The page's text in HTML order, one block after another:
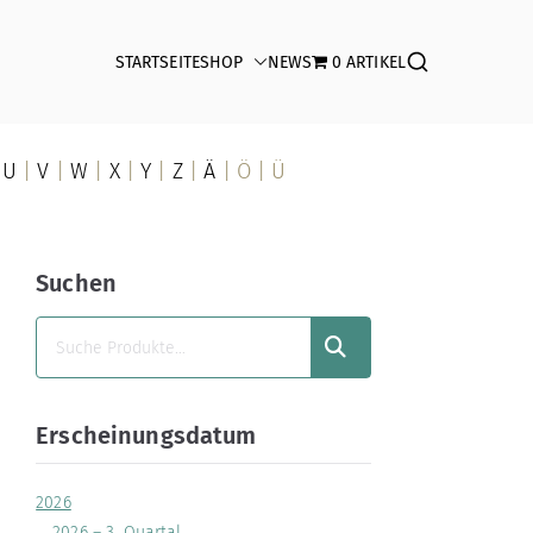
STARTSEITESHOP NEWS 0 ARTIKEL
U |V |W X|Y Z|Ä | Ö | Ü
Suchen
SUCHEN
Erscheinungsdatum
2026